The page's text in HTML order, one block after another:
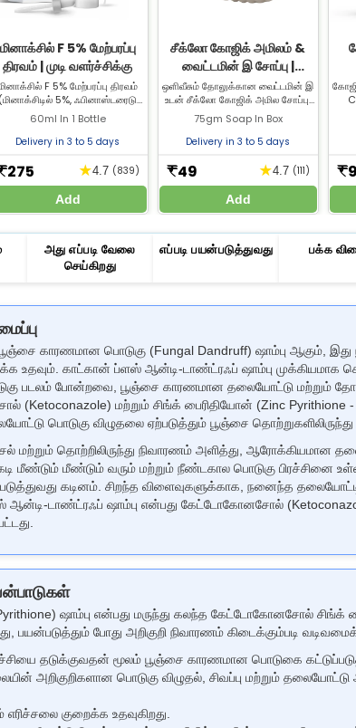
மினாக்சில் F 5% மேற்பரப்பு
திரவம் | முடி வளர்ச்சிக்கு
F 5% மேற்பரப்பு திரவம்
(மினாக்சிடில் 5%, ஃபினாஸ்டரைடு
0.1%) என்பது முடி உதிர்வுக்கு
பயன்படுத்தப்படும் மருந்தாகும். இது
கூந்தல்களுக்கு இரத்த ஓட்டத்தை
மீண்டும் வளர்ச்சியை
60ml In 1 Bottle
Delivery in 3 to 5 days
275 ★4.7 (839)
Add
சீக்லோ கோஜிக் அமிலம் &
வைட்டமின் இ சோப்பு |
கருமை, புள்ளிகள் மற்றும்
ஒற்றுமையற்ற நிறத்தை
குறைக்க உதவும்
ஒளிவீசும் தோலுக்கான வைட்டமின் இ
உடன் சீக்லோ கோஜிக் அமில சோப்பு.
இதன் நன்மைகள், பயன்பாடு மற்றும்
மலிவான விலை பற்றி அறியுங்கள்.
மேலும் பிரகாசமான, ஆரோக்கியமான
இப்போது வாங்குங்கள்!
75gm Soap In Box
Delivery in 3 to 5 days
₹49 ★4.7 (111)
Add
₹
அது எப்படி வேலை
செய்கிறது
எப்படி பயன்படுத்துவது பக்க
காரணமான பொடுகு (Fungal Dandruff) ஷாம்பு ஆகும்,
காட்கான் ப்ளஸ் ஆன்டி-டாண்ட்ரஃப் ஷாம்பு முக்கியமாக
படலம் போன்றவை, பூஞ்சை காரணமான தலையோட்டு மற்றும்
(Ketoconazole) மற்றும் சிங்க் பைரிதியோன் (Zinc Pyrithione
பொடுகு விழுதலை ஏற்படுத்தும் பூஞ்சை
மற்றும் தொற்றிலிருந்து நிவாரணம் அளித்து, ஆரோக்கியமான
மீண்டும் மீண்டும் வரும் மற்றும் நீண்டகால பொடுகு பிரச்சினை
கடினம். சிறந்த விளைவுகளுக்காக, நனைந்த
ஆன்டி-டாண்ட்ரஃப் ஷாம்பு என்பது கேட்டோகோனசோல்
ஷாம்பு என்பது மருந்து கலந்த கேட்டோகோனசோல் சிங்க்
போது அறிகுறி நிவாரணம் கிடைக்கும்படி
தடுக்குவதன் மூலம் பூஞ்சை காரணமான பொடுகை
அறிகுறிகளான பொடுகு விழுதல், சிவப்பு மற்றும்
குறைக்க உதவுகிறது.